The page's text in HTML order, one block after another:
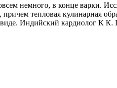
немного, в конце варки.
тепловая кулинарная
виде. Индийский кардиолог К